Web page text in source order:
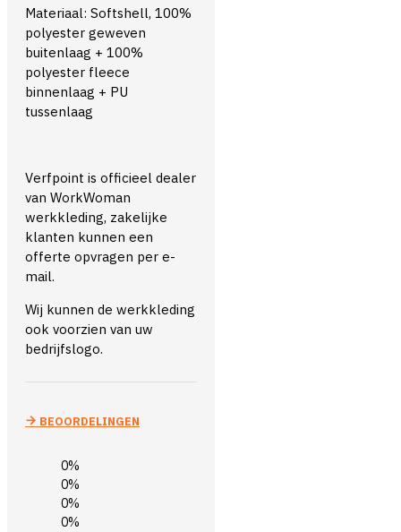
Materiaal: Softshell, 100%
polyester geweven
buitenlaag + 100%
polyester fleece
binnenlaag + PU
tussenlaag
Verfpoint is officieel dealer
van WorkWoman
werkkleding, zakelijke
klanten kunnen een
offerte opvragen per e-
mail.
Wij kunnen de werkkleding
ook voorzien van uw
bedrijfslogo.
BEOORDELINGEN
0%
0%
0%
0%